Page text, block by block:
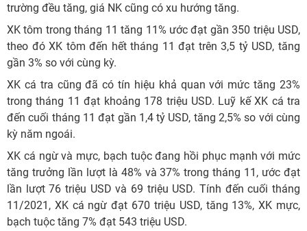
trường đều tăng, giá NK cũng có xu hướng tăng.
XK tôm trong tháng 11 tăng 11% ước đạt gần 350 triệu USD,
theo đó XK tôm đến hết tháng 11 đạt trên 3,5 tỷ USD, tăng
gần 3% so với cùng kỳ.
XK cá tra cũng đã có tín hiệu khả quan với mức tăng 23%
trong tháng 11 đạt khoảng 178 triệu USD. Luỹ kế XK cá tra
đến cuối tháng 11 đạt gần 1,4 tỷ USD, tăng 2,5% so với cùng
kỳ năm ngoái.
XK cá ngừ và mực, bạch tuộc đang hồi phục mạnh với mức
tăng trưởng lần lượt là 48% và 37% trong tháng 11, ước đạt
lần lượt 76 triệu USD và 69 triệu USD. Tính đến cuối tháng
11/2021, XK cá ngừ đạt 670 triệu USD, tăng 13%, XK mực,
bạch tuộc tăng 7% đạt 543 triệu USD.